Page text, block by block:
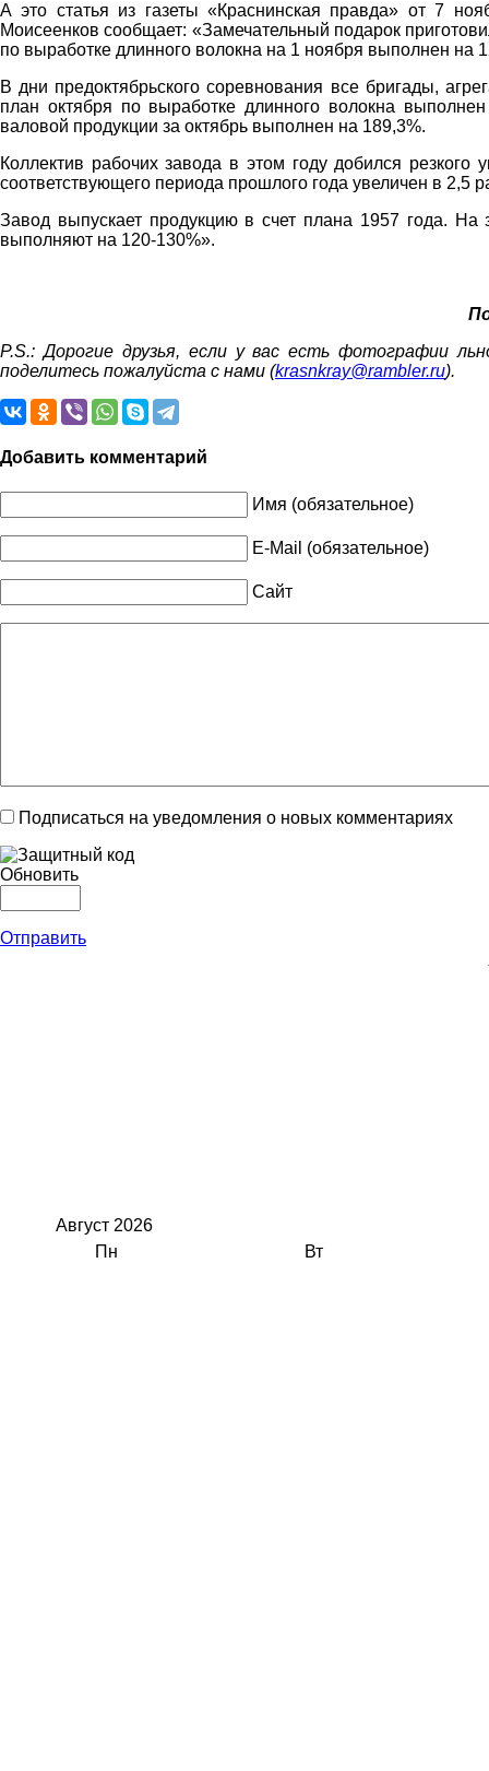
А это статья из газеты «Краснинская правда» от 7
Моисеенков сообщает: «Замечательный подарок
по выработке длинного волокна на 1 ноября выполнен на
В дни предоктябрьского соревнования все бригады,
план октября по выработке длинного волокна
валовой продукции за октябрь выполнен на 189,3%.
Коллектив рабочих завода в этом году добился
соответствующего периода прошлого года увеличен в 2,5
Завод выпускает продукцию в счет плана 1957 года.
выполняют на 120-130%».
P.S.: Дорогие друзья, если у вас есть фотографии
поделитесь пожалуйста с нами (krasnkray@rambler.ru).
Добавить комментарий
Имя (обязательное)
E-Mail (обязательное)
Сайт
Подписаться на уведомления о новых комментариях
Обновить
Отправить
Август 2026
Пн
Вт